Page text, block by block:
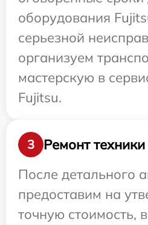
оборудования
серьезной
организуем
мастерскую в
Fujitsu.
3
Ремонт техники
После детального
предоставим на
точную стоимость,